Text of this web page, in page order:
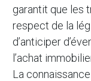
garantit que les
respect de la
d’anticiper
l’achat
La